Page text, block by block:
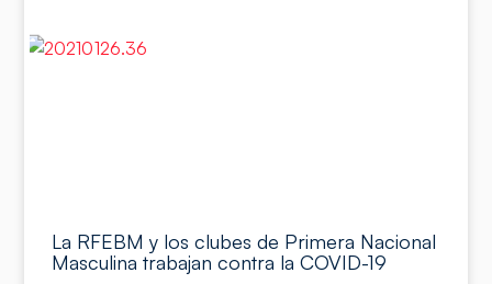
La RFEBM y los clubes de Primera Nacional
Masculina trabajan contra la COVID-19